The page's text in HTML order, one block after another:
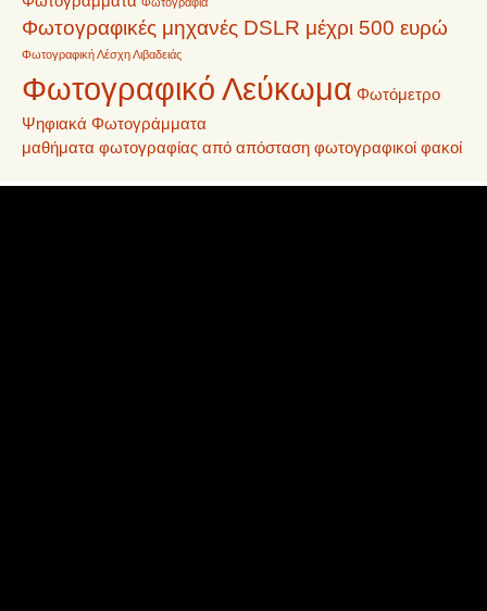
Φωτογραφικές μηχανές DSLR μέχρι 500 ευρώ
Φωτογραφική Λέσχη Λιβαδειάς
Φωτογραφικό Λεύκωμα Φωτόμετρο
Ψηφιακά Φωτογράμματα
μαθήματα φωτογραφίας από απόσταση φωτογραφικοί φακοί